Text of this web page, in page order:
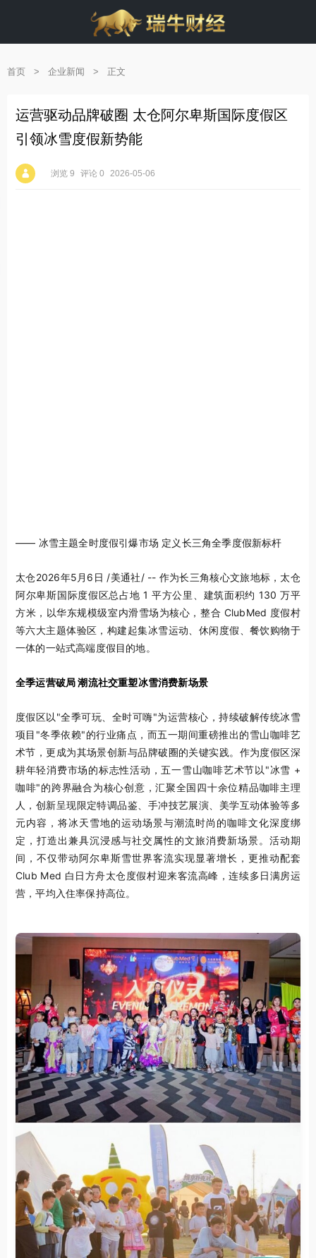
首页 > 企业新闻 > 正文
运营驱动品牌破圈 太仓阿尔卑斯国际度假区
引领冰雪度假新势能
浏览 9 评论 0 2026-05-06
—— 冰雪主题全时度假引爆市场 定义长三角全季度假新标杆
太仓2026年5月6日 /美通社/ -- 作为长三角核心文旅地标，太仓
阿尔卑斯国际度假区总占地 1 平方公里、建筑面积约 130 万平
方米，以华东规模级室内滑雪场为核心，整合 ClubMed 度假村
等六大主题体验区，构建起集冰雪运动、休闲度假、餐饮购物于
一体的一站式高端度假目的地。
全季运营破局 潮流社交重塑冰雪消费新场景
度假区以"全季可玩、全时可嗨"为运营核心，持续破解传统冰雪
项目"冬季依赖"的行业痛点，而五一期间重磅推出的雪山咖啡艺
术节，更成为其场景创新与品牌破圈的关键实践。作为度假区深
耕年轻消费市场的标志性活动，五一雪山咖啡艺术节以"冰雪 +
咖啡"的跨界融合为核心创意，汇聚全国四十余位精品咖啡主理
人，创新呈现限定特调品鉴、手冲技艺展演、美学互动体验等多
元内容，将冰天雪地的运动场景与潮流时尚的咖啡文化深度绑
定，打造出兼具沉浸感与社交属性的文旅消费新场景。活动期
间，不仅带动阿尔卑斯雪世界客流实现显著增长，更推动配套
Club Med 白日方舟太仓度假村迎来客流高峰，连续多日满房运
营，平均入住率保持高位。